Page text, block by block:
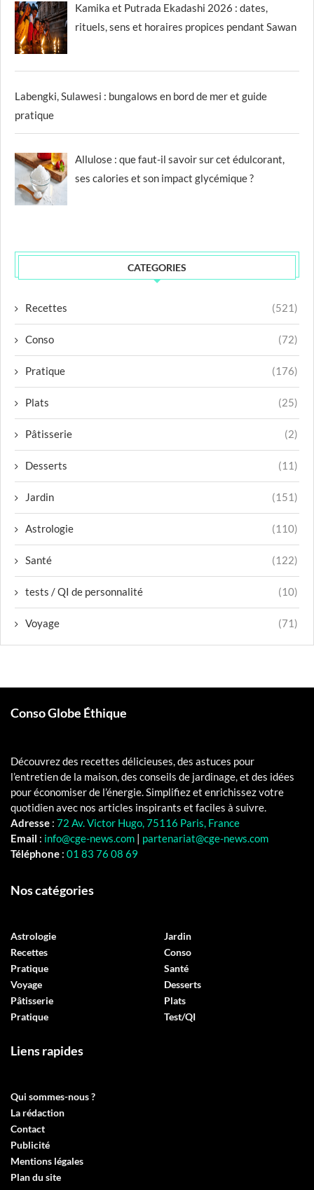
Kamika et Putrada Ekadashi 2026 : dates,
rituels, sens et horaires propices pendant Sawan
Labengki, Sulawesi : bungalows en bord de mer et guide
pratique
Allulose : que faut-il savoir sur cet édulcorant,
ses calories et son impact glycémique ?
CATEGORIES
Recettes (521)
Conso (72)
Pratique (176)
Plats (25)
Pâtisserie (2)
Desserts (11)
Jardin (151)
Astrologie (110)
Santé (122)
tests / QI de personnalité (10)
Voyage (71)
Conso Globe Éthique
Découvrez des recettes délicieuses, des astuces pour
l’entretien de la maison, des conseils de jardinage, et des idées
pour économiser de l’énergie. Simplifiez et enrichissez votre
quotidien avec nos articles inspirants et faciles à suivre.
Adresse : 72 Av. Victor Hugo, 75116 Paris, France
Email : info@cge-news.com
partenariat@cge-news.com
Téléphone : 01 83 76 08 69
Nos catégories
Astrologie
Jardin
Recettes
Conso
Pratique
Santé
Voyage
Desserts
Pâtisserie
Plats
Pratique
Test/QI
Liens rapides
Qui sommes-nous ?
La rédaction
Contact
Publicité
Mentions légales
Plan du site